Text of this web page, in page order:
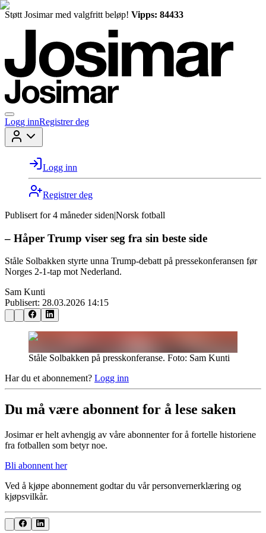
Støtt Josimar med valgfritt beløp! Vipps: 84433
Logg innRegistrer deg
Logg inn
Registrer deg
Publisert for 4 måneder siden|Norsk fotball
– Håper Trump viser seg fra sin beste side
Ståle Solbakken styrte unna Trump-debatt på pressekonferansen før
Norges 2-1-tap mot Nederland.
Sam Kunti
Publisert: 28.03.2026 14:15
Ståle Solbakken på presskonferanse. Foto: Sam Kunti
Har du et abonnement? Logg inn
Du må være abonnent for å lese saken
Josimar er helt avhengig av våre abonnenter for å fortelle historiene
fra fotballen som betyr noe.
Bli abonnent her
Ved å kjøpe abonnement godtar du vår personvernerklæring og
kjøpsvilkår.